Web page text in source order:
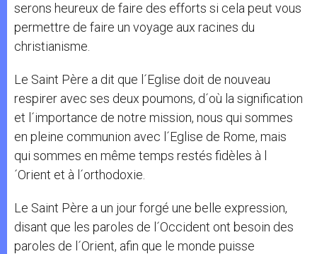
serons heureux de faire des efforts si cela peut vous
permettre de faire un voyage aux racines du
christianisme.
Le Saint Père a dit que l´Eglise doit de nouveau
respirer avec ses deux poumons, d´où la signification
et l´importance de notre mission, nous qui sommes
en pleine communion avec l´Eglise de Rome, mais
qui sommes en même temps restés fidèles à l
´Orient et à l´orthodoxie.
Le Saint Père a un jour forgé une belle expression,
disant que les paroles de l´Occident ont besoin des
paroles de l´Orient, afin que le monde puisse